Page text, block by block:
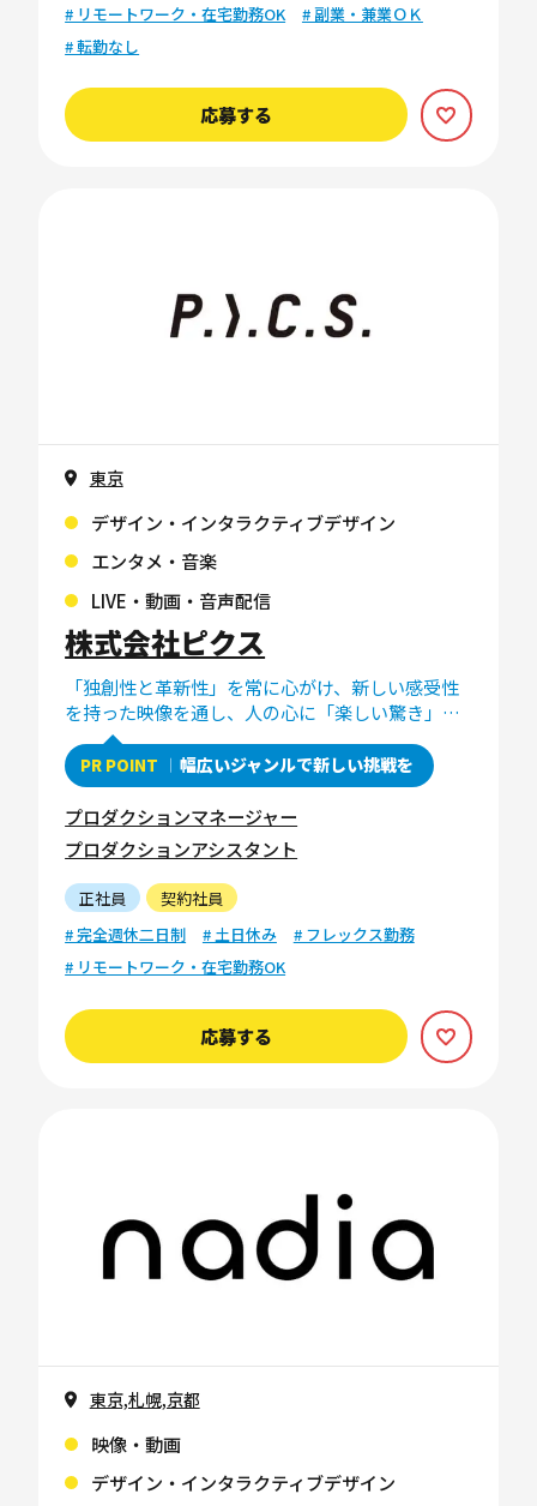
# リモートワーク・在宅勤務OK
# 副業・兼業ＯＫ
# 転勤なし
応募する
東京
デザイン・インタラクティブデザイン
エンタメ・音楽
LIVE・動画・音声配信
株式会社ピクス
「独創性と革新性」を常に心がけ、新しい感受性
を持った映像を通し、人の心に「楽しい驚き」を
提供します。
PR POINT 幅広いジャンルで新しい挑戦を
プロダクションマネージャー
プロダクションアシスタント
正社員
契約社員
# 完全週休二日制
# 土日休み
# フレックス勤務
# リモートワーク・在宅勤務OK
応募する
東京,札幌,京都
映像・動画
デザイン・インタラクティブデザイン